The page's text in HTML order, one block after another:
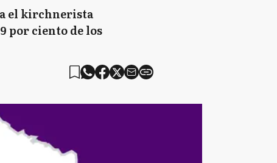
el kirchnerista
por ciento de los